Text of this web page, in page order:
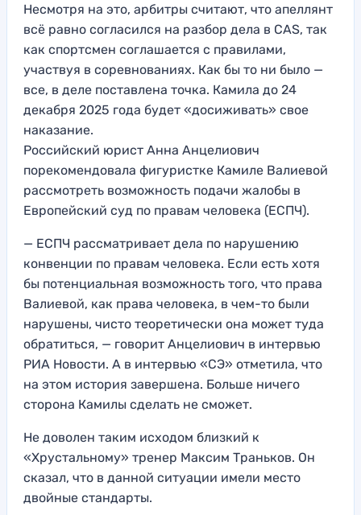
Несмотря на это, арбитры считают, что апеллянт
всё равно согласился на разбор дела в CAS, так
как спортсмен соглашается с правилами,
участвуя в соревнованиях. Как бы то ни было —
все, в деле поставлена точка. Камила до 24
декабря 2025 года будет «досиживать» свое
наказание.
Российский юрист Анна Анцелиович
порекомендовала фигуристке Камиле Валиевой
рассмотреть возможность подачи жалобы в
Европейский суд по правам человека (ЕСПЧ).
— ЕСПЧ рассматривает дела по нарушению
конвенции по правам человека. Если есть хотя
бы потенциальная возможность того, что права
Валиевой, как права человека, в чем-то были
нарушены, чисто теоретически она может туда
обратиться, — говорит Анцелиович в интервью
РИА Новости. А в интервью «СЭ» отметила, что
на этом история завершена. Больше ничего
сторона Камилы сделать не сможет.
Не доволен таким исходом близкий к
«Хрустальному» тренер Максим Траньков. Он
сказал, что в данной ситуации имели место
двойные стандарты.